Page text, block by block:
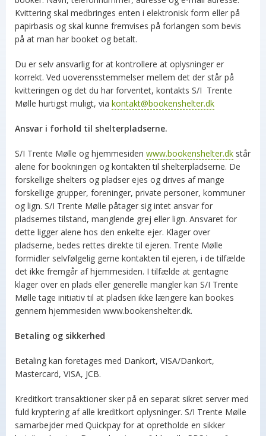
Kvittering skal medbringes enten i elektronisk form eller på
papirbasis og skal kunne fremvises på forlangen som bevis
på at man har booket og betalt.
Du er selv ansvarlig for at kontrollere at oplysninger er
korrekt. Ved uoverensstemmelser mellem det der står på
kvitteringen og det du har forventet, kontakts S/I Trente
Mølle hurtigst muligt, via kontakt@bookenshelter.dk
Ansvar i forhold til shelterpladserne.
S/I Trente Mølle og hjemmesiden www.bookenshelter.dk står
alene for bookningen og kontakten til shelterpladserne. De
forskellige shelters og pladser ejes og drives af mange
forskellige grupper, foreninger, private personer, kommuner
og lign. S/I Trente Mølle påtager sig intet ansvar for
pladsernes tilstand, manglende grej eller lign. Ansvaret for
dette ligger alene hos den enkelte ejer. Klager over
pladserne, bedes rettes direkte til ejeren. Trente Mølle
formidler selvfølgelig gerne kontakten til ejeren, i de tilfælde
det ikke fremgår af hjemmesiden. I tilfælde at gentagne
klager over en plads eller generelle mangler kan S/I Trente
Mølle tage initiativ til at pladsen ikke længere kan bookes
gennem hjemmesiden www.bookenshelter.dk.
Betaling og sikkerhed
Betaling kan foretages med Dankort, VISA/Dankort,
Mastercard, VISA, JCB.
Kreditkort transaktioner sker på en separat sikret server med
fuld kryptering af alle kreditkort oplysninger. S/I Trente Mølle
samarbejder med Quickpay for at opretholde en sikker